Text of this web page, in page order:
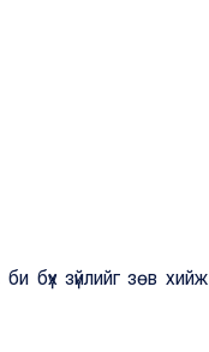
бүх зүйлийг зөв хийж